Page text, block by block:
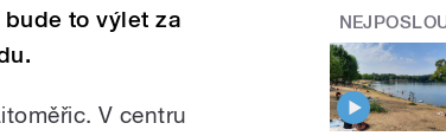
to výlet za
V centru